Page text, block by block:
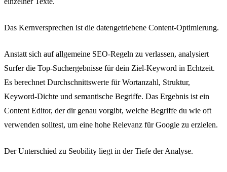
Das Kernversprechen ist die datengetriebene Content-Optimierung.
Anstatt sich auf allgemeine SEO-Regeln zu verlassen, analysiert
Surfer die Top-Suchergebnisse für dein Ziel-Keyword in Echtzeit.
Es berechnet Durchschnittswerte für Wortanzahl, Struktur,
Keyword-Dichte und semantische Begriffe. Das Ergebnis ist ein
Content Editor, der dir genau vorgibt, welche Begriffe du wie oft
verwenden solltest, um eine hohe Relevanz für Google zu erzielen.
Der Unterschied zu Seobility liegt in der Tiefe der Analyse.